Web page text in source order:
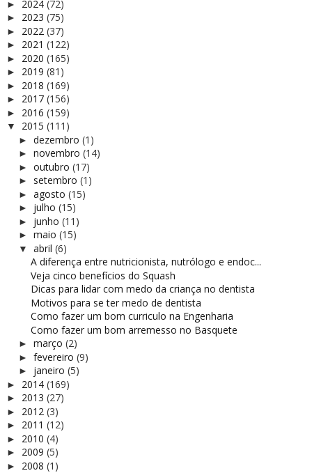
► 2024 (72)
► 2023 (75)
► 2022 (37)
► 2021 (122)
► 2020 (165)
► 2019 (81)
► 2018 (169)
► 2017 (156)
► 2016 (159)
▼ 2015 (111)
► dezembro (1)
► novembro (14)
► outubro (17)
► setembro (1)
► agosto (15)
► julho (15)
► junho (11)
► maio (15)
▼ abril (6)
A diferença entre nutricionista, nutrólogo e endoc...
Veja cinco benefícios do Squash
Dicas para lidar com medo da criança no dentista
Motivos para se ter medo de dentista
Como fazer um bom curriculo na Engenharia
Como fazer um bom arremesso no Basquete
► março (2)
► fevereiro (9)
► janeiro (5)
► 2014 (169)
► 2013 (27)
► 2012 (3)
► 2011 (12)
► 2010 (4)
► 2009 (5)
► 2008 (1)